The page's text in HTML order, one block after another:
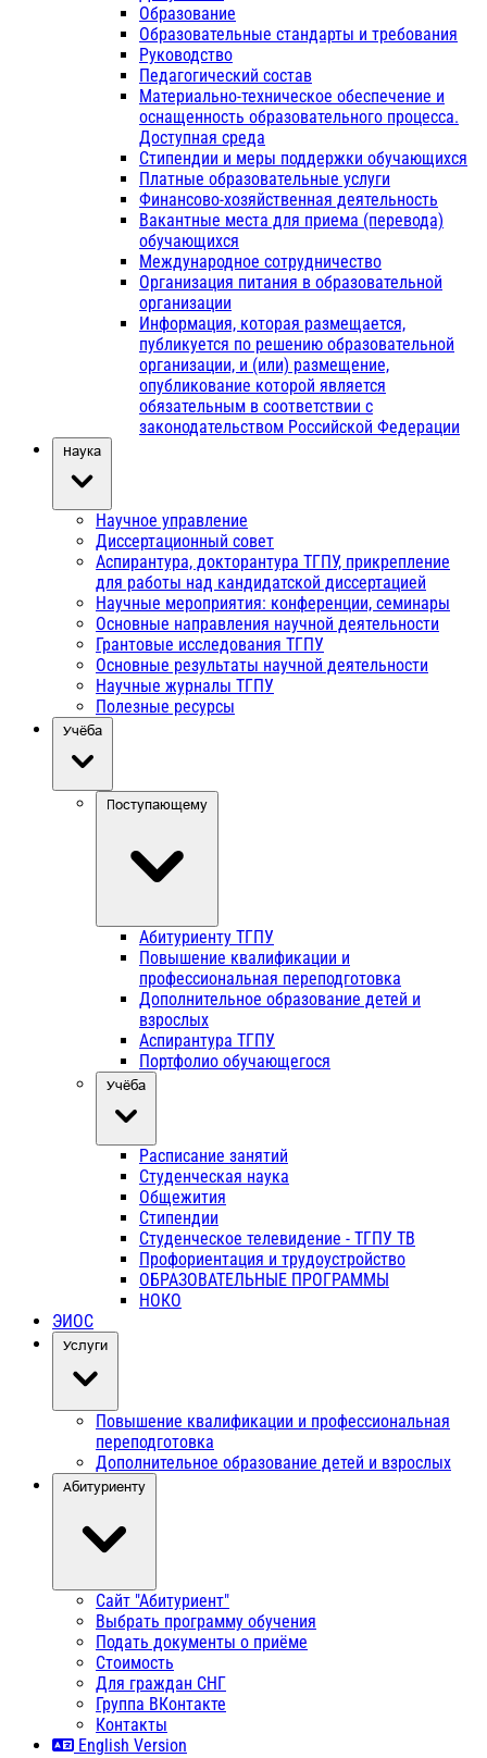
Образование
Образовательные стандарты и требования
Руководство
Педагогический состав
Материально-техническое обеспечение и
оснащенность образовательного процесса.
Доступная среда
Стипендии и меры поддержки обучающихся
Платные образовательные услуги
Финансово-хозяйственная деятельность
Вакантные места для приема (перевода)
обучающихся
Международное сотрудничество
Организация питания в образовательной
организации
Информация, которая размещается,
публикуется по решению образовательной
организации, и (или) размещение,
опубликование которой является
обязательным в соответствии с
законодательством Российской Федерации
Наука
Научное управление
Диссертационный совет
Аспирантура, докторантура ТГПУ, прикрепление
для работы над кандидатской диссертацией
Научные мероприятия: конференции, семинары
Основные направления научной деятельности
Грантовые исследования ТГПУ
Основные результаты научной деятельности
Научные журналы ТГПУ
Полезные ресурсы
Учёба
Поступающему
Абитуриенту ТГПУ
Повышение квалификации и
профессиональная переподготовка
Дополнительное образование детей и
взрослых
Аспирантура ТГПУ
Портфолио обучающегося
Учёба
Расписание занятий
Студенческая наука
Общежития
Стипендии
Студенческое телевидение - ТГПУ ТВ
Профориентация и трудоустройство
ОБРАЗОВАТЕЛЬНЫЕ ПРОГРАММЫ
НОКО
ЭИОС
Услуги
Повышение квалификации и профессиональная
переподготовка
Дополнительное образование детей и взрослых
Абитуриенту
Сайт "Абитуриент"
Выбрать программу обучения
Подать документы о приёме
Стоимость
Для граждан СНГ
Группа ВКонтакте
Контакты
English Version